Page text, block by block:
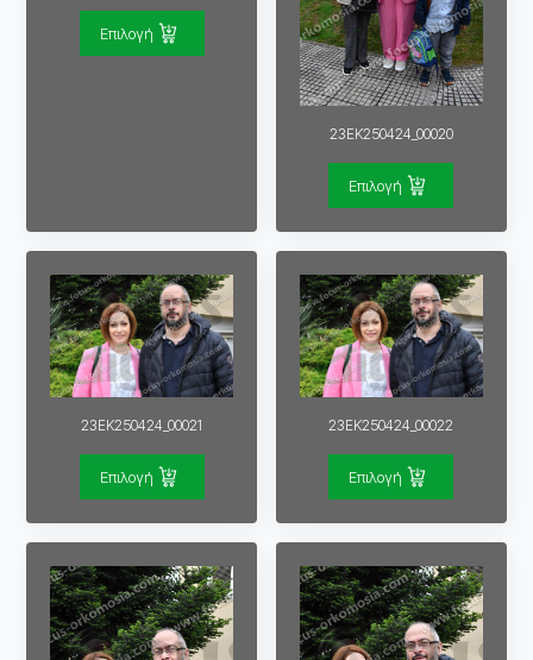
Επιλογή
23EK250424_00020
Επιλογή
23EK250424_00021
Επιλογή
23EK250424_00022
Επιλογή